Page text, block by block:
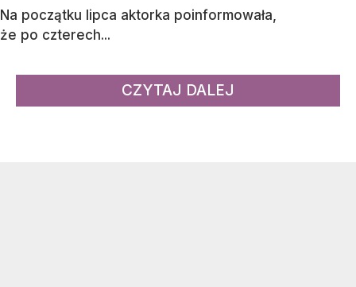
Na początku lipca aktorka poinformowała,
że po czterech...
CZYTAJ DALEJ